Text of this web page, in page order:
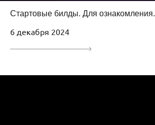
Стартовые билды. Для ознакомления.
6 декабря 2024